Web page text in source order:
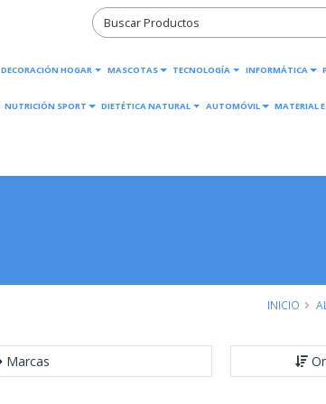
DECORACIÓN HOGAR MASCOTAS TECNOLOGÍA INFORMÁTICA
NUTRICIÓN SPORT DIETÉTICA NATURAL AUTOMÓVIL MATERIAL
INICIO
Marcas